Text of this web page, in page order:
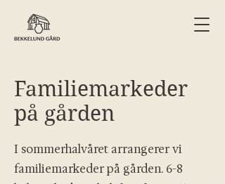
Familiemarkeder
på gården
I sommerhalvåret arrangerer vi
familiemarkeder på gården. 6-8